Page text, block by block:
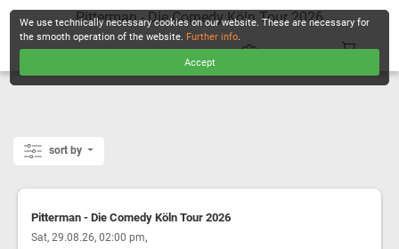
Pitterman - Die Comedy Köln Tour 2026
sort by
Pitterman - Die Comedy Köln Tour 2026
Sat, 29.08.26, 02:00 pm,
We use technically necessary cookies on our website. These are necessary for
the smooth operation of the website. Further info.
Accept